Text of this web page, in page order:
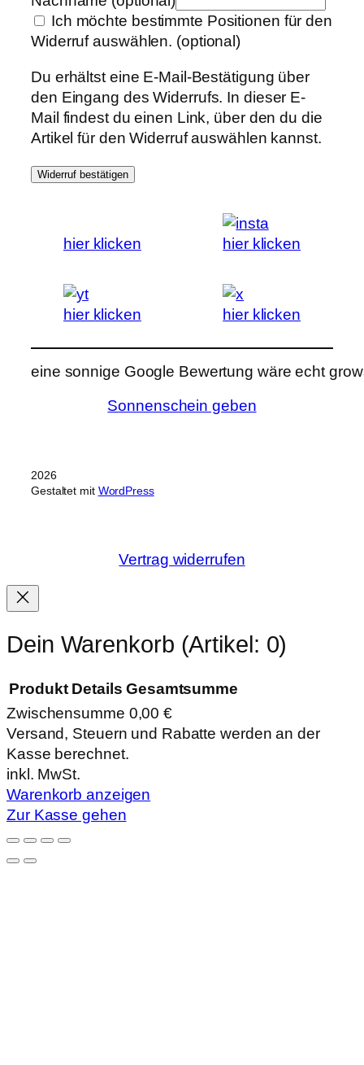
Ich möchte bestimmte Positionen für den
Widerruf auswählen. (optional)
Du erhältst eine E-Mail-Bestätigung über
den Eingang des Widerrufs. In dieser E-
Mail findest du einen Link, über den du die
Artikel für den Widerruf auswählen kannst.
Widerruf bestätigen
hier klicken hier klicken
hier klicken hier klicken
eine sonnige Google Bewertung wäre echt
Sonnenschein geben
2026
Gestaltet mit WordPress
Vertrag widerrufen
Dein Warenkorb (Artikel: 0)
Produkte
im
Warenkorb
Produkt Details Gesamtsumme
Zwischensumme 0,00 €
Versand, Steuern und Rabatte werden an der
Kasse berechnet.
inkl. MwSt.
Warenkorb anzeigen
Zur Kasse gehen